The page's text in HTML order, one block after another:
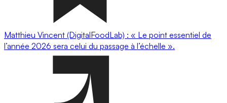
Matthieu Vincent (DigitalFoodLab) : « Le point essentiel de
l’année 2026 sera celui du passage à l’échelle ».